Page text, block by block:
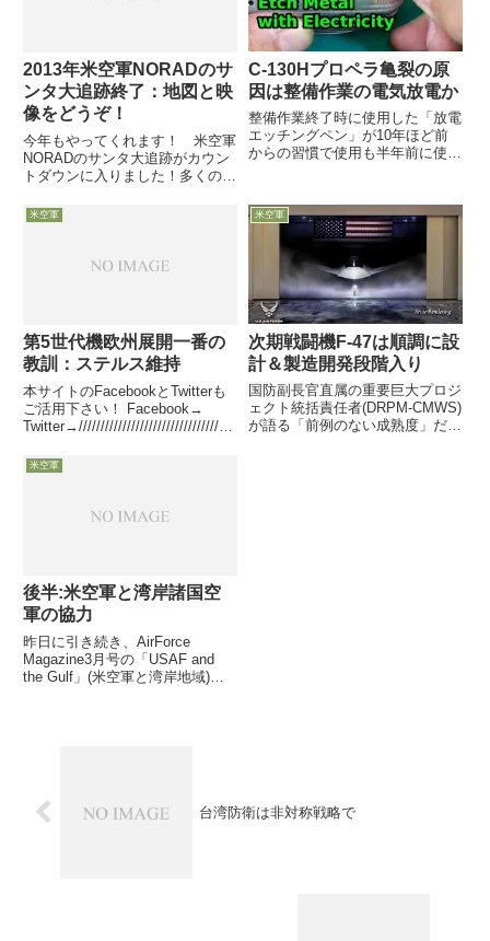
2013年米空軍NORADのサ
ンタ大追跡終了：地図と映
像をどうぞ！
今年もやってくれます！ 米空軍
NORADのサンタ大追跡がカウン
トダウンに入りました！多くのボ
心」いっぱいの恒例行事です。是
非覗いてみてください
C-130Hプロペラ亀裂の原
因は整備作業の電気放電か
整備作業終了時に使用した「放電
エッチングペン」が10年ほど前
からの習慣で使用も半年前に使用
らの情報として、米空軍C-130H
型機で「54H60プロペラ」を使用
している機体のプロ...
米空軍
第5世代機欧州展開一番の
教訓：ステルス維持
本サイトのFacebookとTwitterも
ご活用下さい！ Facebook→
Twitter→////////////////////////////////////
米空軍
次期戦闘機F-47は順調に設
計＆製造開発段階入り
国防副長官直属の重要巨大プロジ
ェクト統括責任者(DRPM-CMWS)
が語る「前例のない成熟度」だと
米空軍
後半:米空軍と湾岸諸国空
軍の協力
昨日に引き続き、AirForce
Magazine3月号の「USAF and
the Gulf」(米空軍と湾岸地域)か
台湾防衛は非対称戦略で